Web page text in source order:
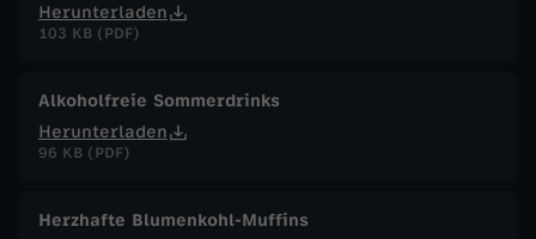
Herunterladen
103 KB (PDF)
Alkoholfreie Sommerdrinks
Herunterladen
96 KB (PDF)
Herzhafte Blumenkohl-Muffins